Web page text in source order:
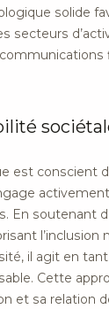
solide
secteurs
est conscient
En soutenant
l’inclusion
il agit en tant
Cette
et sa relation